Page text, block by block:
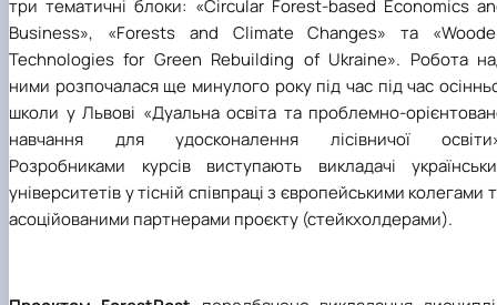
три тематичні блоки: «Circular Forest-based Economics
Business», «Forests and Climate Changes» та
Technologies for Green Rebuilding of Ukraine». Робота
ними розпочалася ще минулого року під час під час
школи у Львові «Дуальна освіта та проблемно-
навчання для удосконалення лісівничої
Розробниками курсів виступають викладачі
університетів у тісній співпраці з європейськими колегами
асоційованими партнерами проєкту (стейкхолдерами).